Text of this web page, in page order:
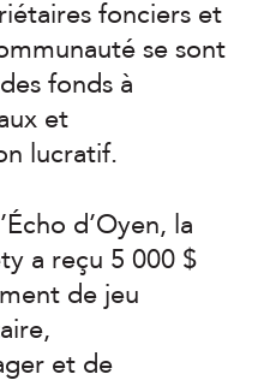
fonciers et
se sont
fonds à
et
lucratif.
d’Oyen, la
a reçu 5 000 $
de jeu
et de